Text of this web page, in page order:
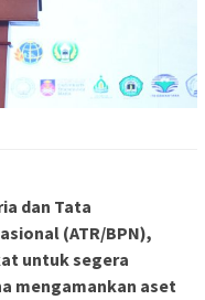
dan Tata
(ATR/BPN),
untuk segera
mengamankan aset